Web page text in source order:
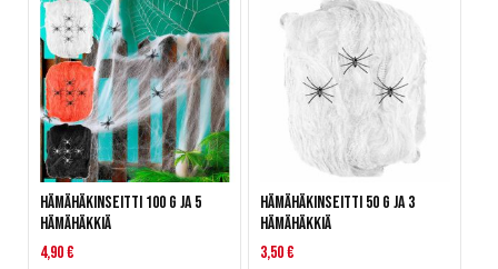
Hämähäkinseitti 100 g ja 5
hämähäkkiä
4,90 €
Hämähäkinseitti 50 g ja 3
hämähäkkiä
3,50 €